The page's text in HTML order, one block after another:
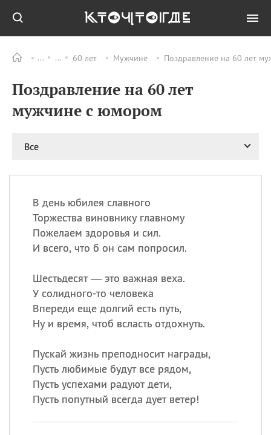
60 лет Мужчине Поздравление на 60 лет
Поздравление на 60 лет
мужчине с юмором
Все
В день юбилея славного
Торжества виновнику главному
Пожелаем здоровья и сил.
И всего, что б он сам попросил.
Шестьдесят — это важная веха.
У солидного-то человека
Впереди еще долгий есть путь,
Ну и время, чтоб всласть отдохнуть.
Пускай жизнь преподносит награды,
Пусть любимые будут все рядом,
Пусть успехами радуют дети,
Пусть попутный всегда дует ветер!
ПРАЗДНИКИ Все
06.08 Преображение
Господне у западных
христиан
Романа и Давида
07.08
Национальный день
маяка
Годовщина битвы при
ИМЕНА
Сегодня празднуют именины
Анатолий, Афанасий,
, Еще